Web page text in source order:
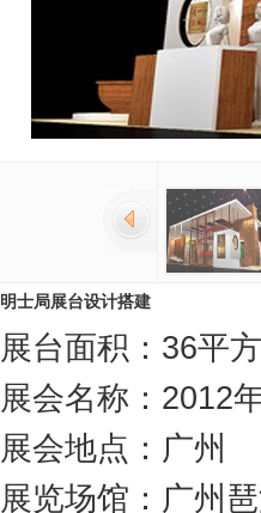
明士局展台设计搭建
展台面积：36平方
展会名称：2012
展会地点：广州
展览场馆：广州